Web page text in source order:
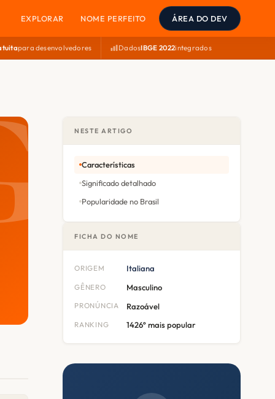
EXPLORAR NOME PERFEITO ÁREA DO DEV
para desenvolvedores DadosIBGE 2022integrados
NESTE ARTIGO
Características
Significado detalhado
Popularidade no Brasil
FICHA DO NOME
ORIGEM Italiana
GÊNERO Masculino
PRONÚNCIA Razoável
RANKING 1426º mais popular